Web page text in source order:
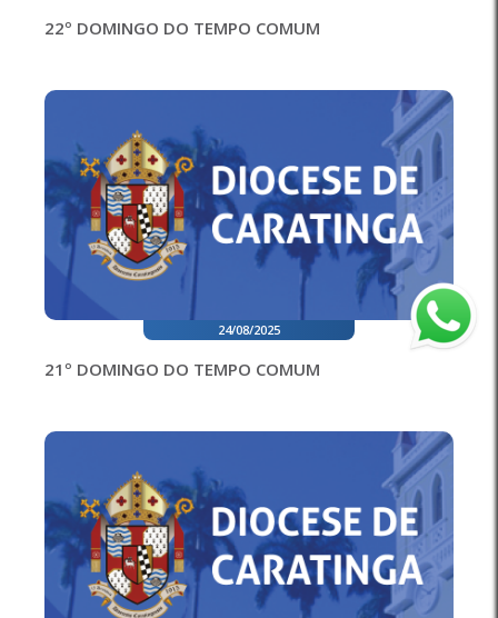
22º DOMINGO DO TEMPO COMUM
24/08/2025
21º DOMINGO DO TEMPO COMUM